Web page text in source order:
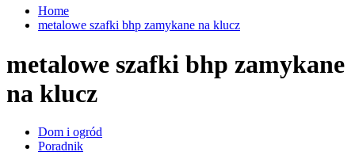
Home
metalowe szafki bhp zamykane na klucz
metalowe szafki bhp zamykane
na klucz
Dom i ogród
Poradnik